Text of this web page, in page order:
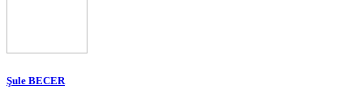
Şule BECER